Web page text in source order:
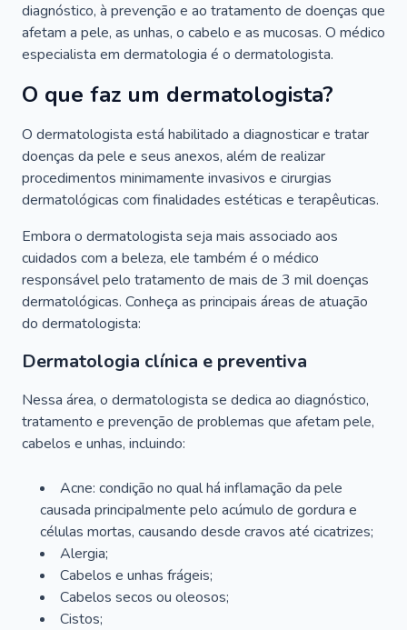
diagnóstico, à prevenção e ao tratamento de doenças que
afetam a pele, as unhas, o cabelo e as mucosas. O médico
especialista em dermatologia é o dermatologista.
O que faz um dermatologista?
O dermatologista está habilitado a diagnosticar e tratar
doenças da pele e seus anexos, além de realizar
procedimentos minimamente invasivos e cirurgias
dermatológicas com finalidades estéticas e terapêuticas.
Embora o dermatologista seja mais associado aos
cuidados com a beleza, ele também é o médico
responsável pelo tratamento de mais de 3 mil doenças
dermatológicas. Conheça as principais áreas de atuação
do dermatologista:
Dermatologia clínica e preventiva
Nessa área, o dermatologista se dedica ao diagnóstico,
tratamento e prevenção de problemas que afetam pele,
cabelos e unhas, incluindo:
Acne: condição no qual há inflamação da pele
causada principalmente pelo acúmulo de gordura e
células mortas, causando desde cravos até cicatrizes;
Alergia;
Cabelos e unhas frágeis;
Cabelos secos ou oleosos;
Cistos;